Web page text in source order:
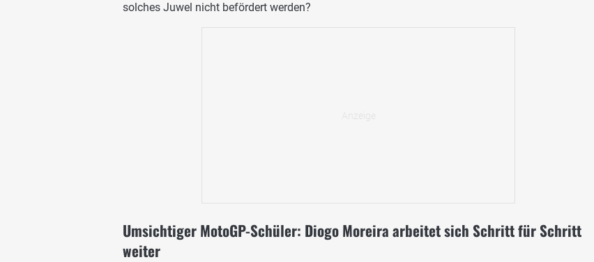
solches Juwel nicht befördert werden?
Umsichtiger MotoGP-Schüler: Diogo Moreira arbeitet sich Schritt für Schritt
weiter